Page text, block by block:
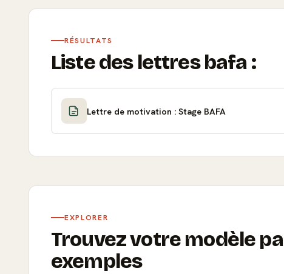
RÉSULTATS
Liste des lettres bafa :
Lettre de motivation : Stage BAFA
EXPLORER
Trouvez votre modèle
exemples